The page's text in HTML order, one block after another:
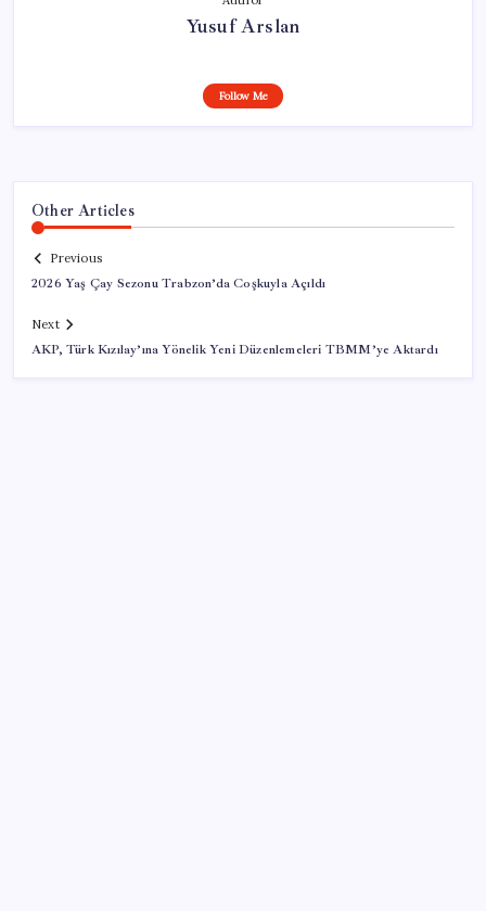
Yusuf Arslan
Follow Me
Other Articles
Previous
2026 Yaş Çay Sezonu Trabzon’da Coşkuyla Açıldı
Next
AKP, Türk Kızılay’ına Yönelik Yeni Düzenlemeleri TBMM’ye Aktardı